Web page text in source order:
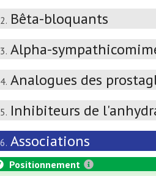
Bêta-bloquants
Alpha-
Analogues des
Inhibiteurs de
Associations
Positionnement